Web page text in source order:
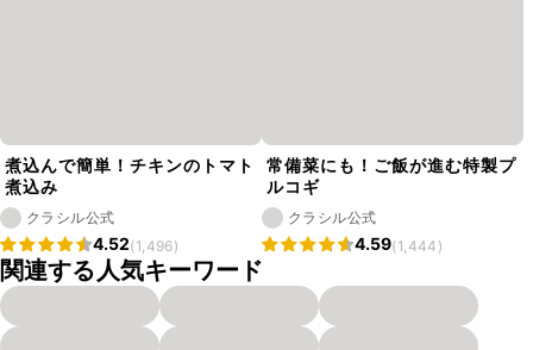
煮込んで簡単！チキンのトマト
煮込み
クラシル公式
4.52(1,496)
常備菜にも！ご飯が進む特製プ
ルコギ
クラシル公式
4.59(1,444)
関連する人気キーワード